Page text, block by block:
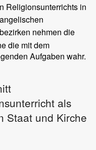
Religionsunterrichts in
nehmen die
die mit dem
Aufgaben wahr.
als
Staat und Kirche